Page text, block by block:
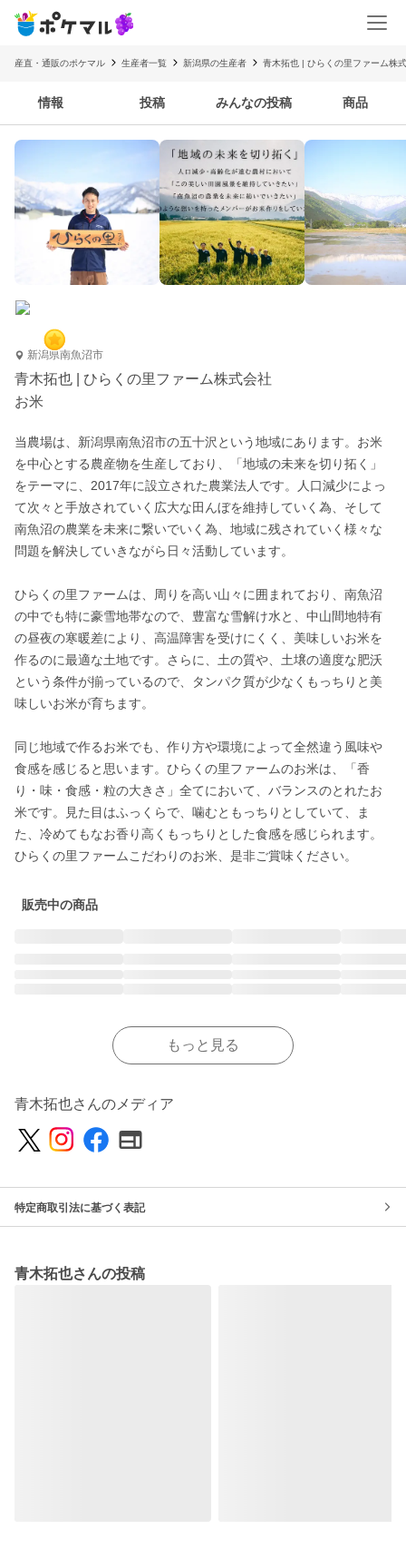
産直・通販のポケマル 生産者一覧 新潟県の生産者 青木拓也 | ひらくの里ファーム株
情報 投稿 みんなの投稿 商品
新潟県南魚沼市
青木拓也 | ひらくの里ファーム株式会社
お米
当農場は、新潟県南魚沼市の五十沢という地域にあります。お米
を中心とする農産物を生産しており、「地域の未来を切り拓く」
をテーマに、2017年に設立された農業法人です。人口減少によっ
て次々と手放されていく広大な田んぼを維持していく為、そして
南魚沼の農業を未来に繋いでいく為、地域に残されていく様々な
問題を解決していきながら日々活動しています。
ひらくの里ファームは、周りを高い山々に囲まれており、南魚沼
の中でも特に豪雪地帯なので、豊富な雪解け水と、中山間地特有
の昼夜の寒暖差により、高温障害を受けにくく、美味しいお米を
作るのに最適な土地です。さらに、土の質や、土壌の適度な肥沃
という条件が揃っているので、タンパク質が少なくもっちりと美
味しいお米が育ちます。
同じ地域で作るお米でも、作り方や環境によって全然違う風味や
食感を感じると思います。ひらくの里ファームのお米は、「香
り・味・食感・粒の大きさ」全てにおいて、バランスのとれたお
米です。見た目はふっくらで、噛むともっちりとしていて、ま
た、冷めてもなお香り高くもっちりとした食感を感じられます。
ひらくの里ファームこだわりのお米、是非ご賞味ください。
販売中の商品
もっと見る
青木拓也さんのメディア
特定商取引法に基づく表記
青木拓也さんの投稿